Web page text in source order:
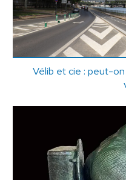
Vélib et cie : peut-